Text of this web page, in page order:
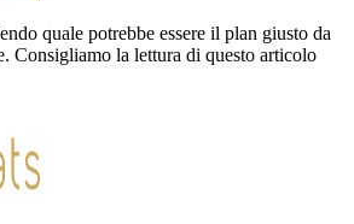
quale potrebbe essere il plan giusto da
Consigliamo la lettura di questo articolo